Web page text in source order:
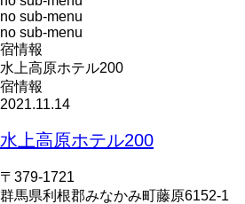
no sub-menu
no sub-menu
宿情報
水上高原ホテル200
宿情報
2021.11.14
水上高原ホテル200
〒379-1721
群馬県利根郡みなかみ町藤原6152-1